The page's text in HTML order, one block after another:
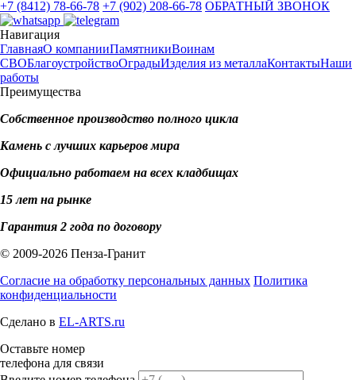
+7 (8412) 78-66-78 +7 (902) 208-66-78 ОБРАТНЫЙ ЗВОНОК
Навигация
ГлавнаяО компанииПамятникиВоинам
СВОБлагоустройствоОградыИзделия из металлаКонтактыНаши
работы
Преимущества
Собственное производство полного цикла
Камень с лучших карьеров мира
Официально работаем на всех кладбищах
15 лет на рынке
Гарантия 2 года по договору
© 2009-2026 Пенза-Гранит
Согласие на обработку персональных данных Политика
конфиденциальности
Сделано в EL-ARTS.ru
Оставьте номер
телефона для связи